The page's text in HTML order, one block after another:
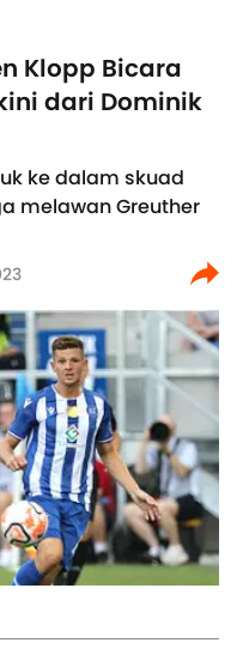
Klopp Bicara
dari Dominik
ke dalam skuad
melawan Greuther